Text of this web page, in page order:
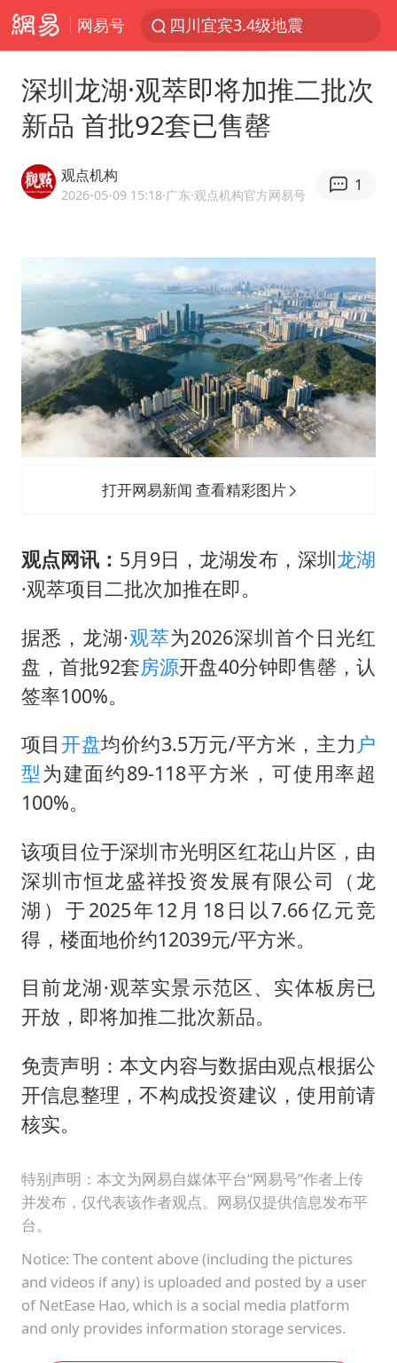
网易号
四川宜宾3.4级地震
浙江台州《告全体市民书》
伊斯兰版北约来了吗
陕西柞水泥石流已致2死 仍有1人失联
店主称换“青海拉面”招牌后生意更好
多所高校取消艺考
泰国初中生饮弹自尽前开了26枪
22岁女生独闯南太行失联12天
上半年国内居民出游人次34.63亿
张本智和：零封向鹏不意外
习近平心系体育强国建设
深圳龙湖·观萃即将加推二批次
新品 首批92套已售罄
观点机构
2026-05-09 15:18·广东·观点机构官方网易号
1
打开网易新闻 查看精彩图片
观点网讯： 5月9日，龙湖发布，深圳龙湖
·观萃项目二批次加推在即。
据悉，龙湖·观萃为2026深圳首个日光红
盘，首批92套房源开盘40分钟即售罄，认
签率100%。
项目开盘均价约3.5万元/平方米，主力 户
型为建面约89-118平方米，可使用率超
100%。
该项目位于深圳市光明区红花山片区，由
深圳市恒龙盛祥投资发展有限公司（龙
湖）于2025年12月18日以7.66亿元竞
得，楼面地价约12039元/平方米。
目前龙湖·观萃实景示范区、实体板房已
开放，即将加推二批次新品。
免责声明：本文内容与数据由观点根据公
开信息整理，不构成投资建议，使用前请
核实。
特别声明：本文为网易自媒体平台“网易号”作者上传
并发布，仅代表该作者观点。网易仅提供信息发布平
台。
Notice: The content above (including the pictures
and videos if any) is uploaded and posted by a user
of NetEase Hao, which is a social media platform
and only provides information storage services.